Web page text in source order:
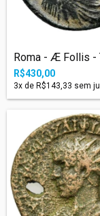
Roma - Æ Follis -
R$430,00
3x de R$143,33 sem